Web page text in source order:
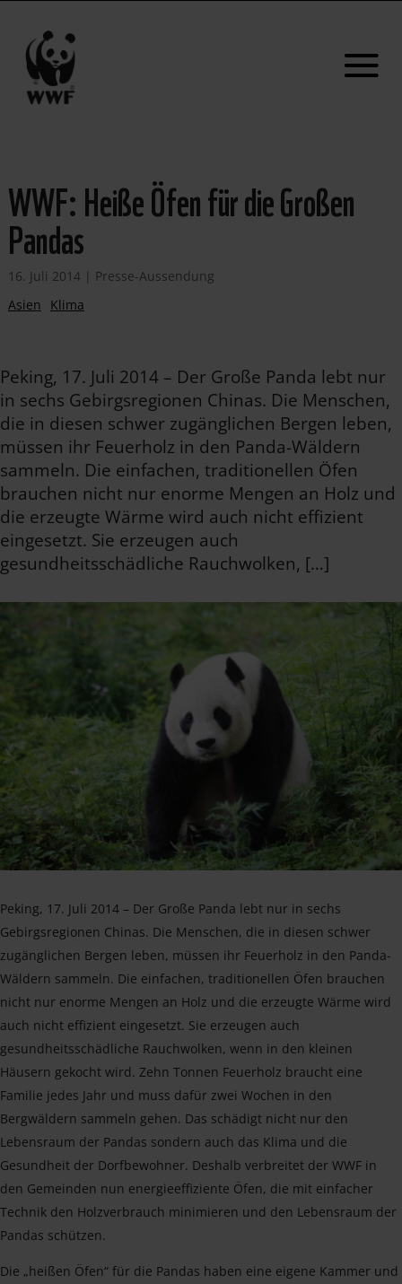
WWF: Heiße Öfen für die Großen
Pandas
16. Juli 2014| Presse-Aussendung
Asien
Klima
Peking, 17. Juli 2014 – Der Große Panda lebt nur
in sechs Gebirgsregionen Chinas. Die Menschen,
die in diesen schwer zugänglichen Bergen leben,
müssen ihr Feuerholz in den Panda-Wäldern
sammeln. Die einfachen, traditionellen Öfen
brauchen nicht nur enorme Mengen an Holz und
die erzeugte Wärme wird auch nicht effizient
eingesetzt. Sie erzeugen auch
gesundheitsschädliche Rauchwolken, […]
Peking, 17. Juli 2014 – Der Große Panda lebt nur in sechs
Gebirgsregionen Chinas. Die Menschen, die in diesen schwer
zugänglichen Bergen leben, müssen ihr Feuerholz in den Panda-
Wäldern sammeln. Die einfachen, traditionellen Öfen brauchen
nicht nur enorme Mengen an Holz und die erzeugte Wärme wird
auch nicht effizient eingesetzt. Sie erzeugen auch
gesundheitsschädliche Rauchwolken, wenn in den kleinen
Häusern gekocht wird. Zehn Tonnen Feuerholz braucht eine
Familie jedes Jahr und muss dafür zwei Wochen in den
Bergwäldern sammeln gehen. Das schädigt nicht nur den
Lebensraum der Pandas sondern auch das Klima und die
Gesundheit der Dorfbewohner. Deshalb verbreitet der WWF in
den Gemeinden nun energieeffiziente Öfen, die mit einfacher
Technik den Holzverbrauch minimieren und den Lebensraum der
Pandas schützen.
Die „heißen Öfen“ für die Pandas haben eine eigene Kammer und